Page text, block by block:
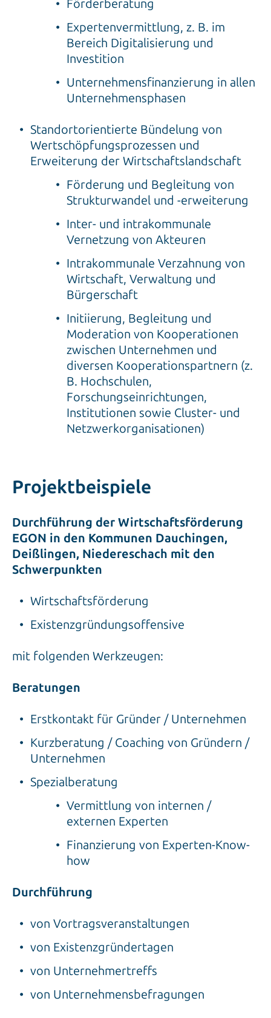
Förderberatung
Expertenvermittlung, z. B. im
Bereich Digitalisierung und
Investition
Unternehmensfinanzierung in allen
Unternehmensphasen
Standortorientierte Bündelung von
Wertschöpfungsprozessen und
Erweiterung der Wirtschaftslandschaft
Förderung und Begleitung von
Strukturwandel und -erweiterung
Inter- und intrakommunale
Vernetzung von Akteuren
Intrakommunale Verzahnung von
Wirtschaft, Verwaltung und
Bürgerschaft
Initiierung, Begleitung und
Moderation von Kooperationen
zwischen Unternehmen und
diversen Kooperationspartnern (z.
B. Hochschulen,
Forschungseinrichtungen,
Institutionen sowie Cluster- und
Netzwerkorganisationen)
Projektbeispiele
Durchführung der Wirtschaftsförderung
EGON in den Kommunen Dauchingen,
Deißlingen, Niedereschach mit den
Schwerpunkten
Wirtschaftsförderung
Existenzgründungsoffensive
mit folgenden Werkzeugen:
Beratungen
Erstkontakt für Gründer / Unternehmen
Kurzberatung / Coaching von Gründern /
Unternehmen
Spezialberatung
Vermittlung von internen /
externen Experten
Finanzierung von Experten-Know-
how
Durchführung
von Vortragsveranstaltungen
von Existenzgründertagen
von Unternehmertreffs
von Unternehmensbefragungen